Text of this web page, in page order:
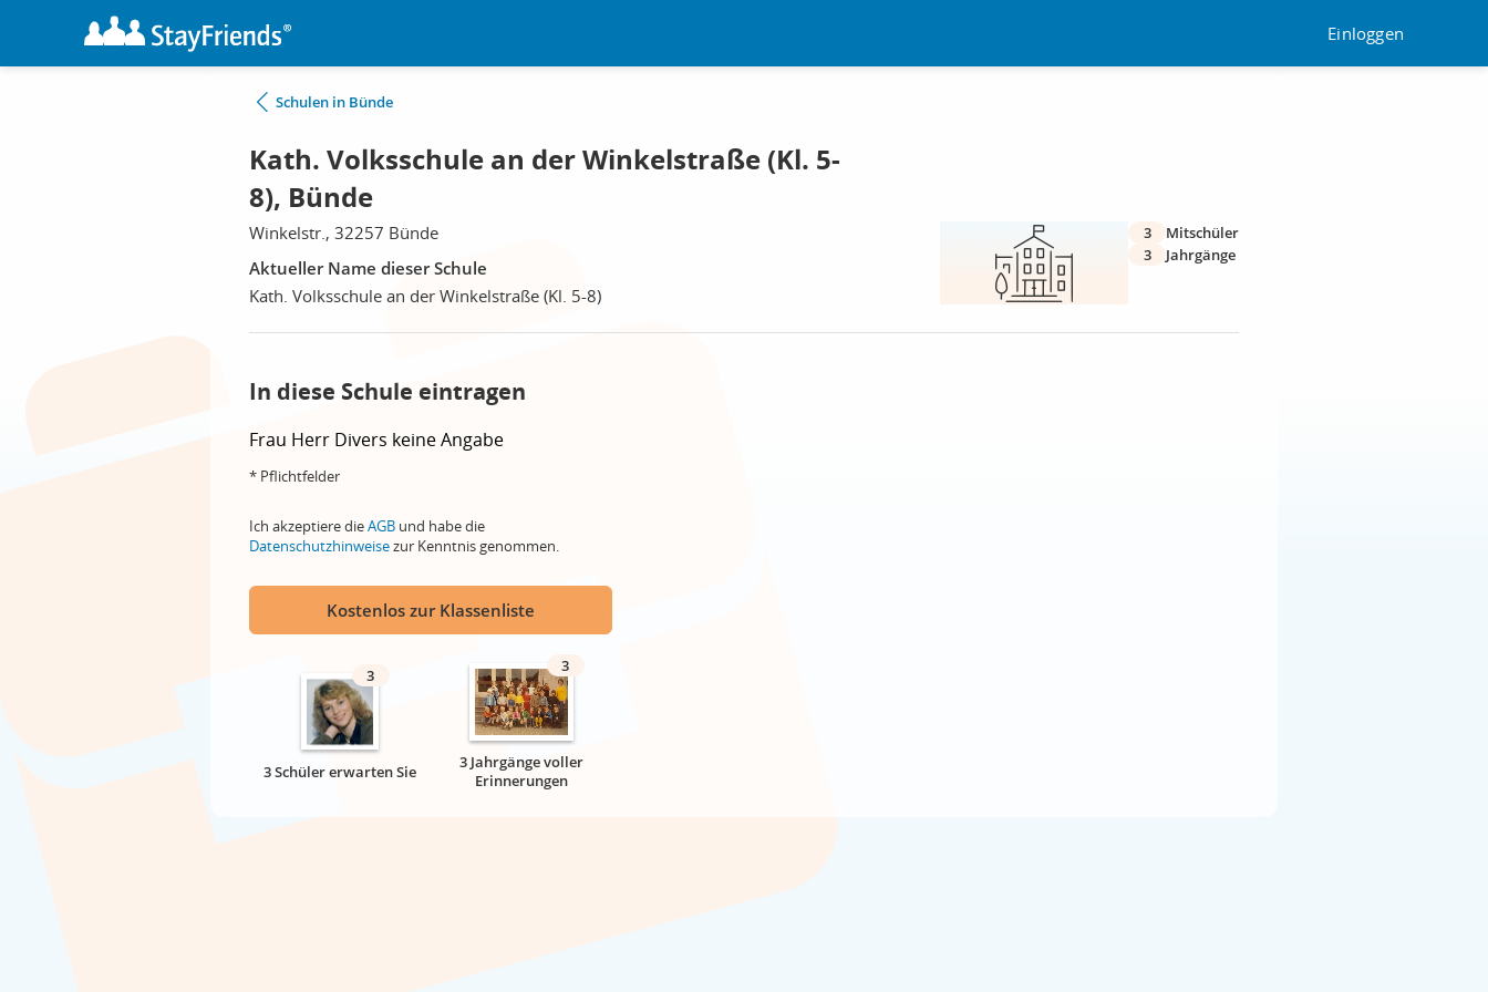
Einloggen
Schulen in Bünde
Kath. Volksschule an der Winkelstraße (Kl. 5-
8), Bünde
Winkelstr., 32257 Bünde
Aktueller Name dieser Schule
Kath. Volksschule an der Winkelstraße (Kl. 5-8)
3
Mitschüler
3
Jahrgänge
In diese Schule eintragen
Frau Herr Divers keine Angabe
* Pflichtfelder
Ich akzeptiere dieAGB und habe die
Datenschutzhinweisezur Kenntnis genommen.
Kostenlos zur Klassenliste
3
3 Schüler erwarten Sie
3
3 Jahrgänge voller
Erinnerungen